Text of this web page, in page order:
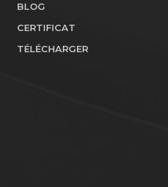
BLOG
CERTIFICAT
TÉLÉCHARGER